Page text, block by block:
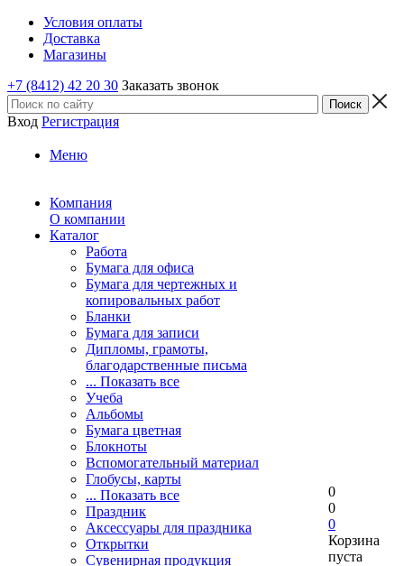
Условия оплаты
Доставка
Магазины
+7 (8412) 42 20 30 Заказать звонок
Вход Регистрация
Меню
Компания
О компании
Каталог
Работа
Бумага для офиса
Бумага для чертежных и
копировальных работ
Бланки
Бумага для записи
Дипломы, грамоты,
благодарственные письма
... Показать все
Учеба
Альбомы
Бумага цветная
Блокноты
Вспомогательный материал
Глобусы, карты
... Показать все
Праздник
Аксессуары для праздника
Открытки
Сувенирная продукция
0
0
0
Корзина
пуста